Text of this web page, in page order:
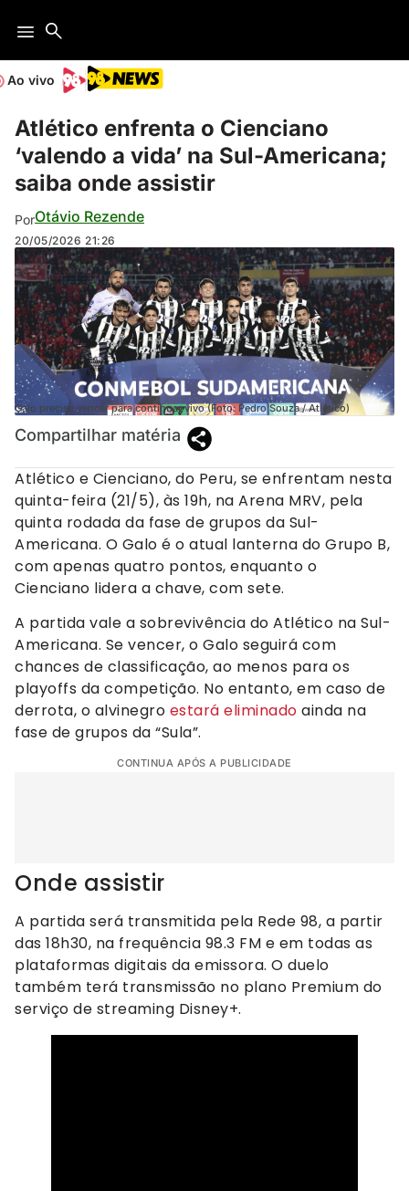
Ao vivo
Atlético enfrenta o Cienciano
‘valendo a vida’ na Sul-Americana;
saiba onde assistir
PorOtávio Rezende
20/05/2026 21:26
Galo precisa vencer para continuar vivo (Foto: Pedro Souza / Atlético)
Compartilhar matéria
Atlético e Cienciano, do Peru, se enfrentam nesta
quinta-feira (21/5), às 19h, na Arena MRV, pela
quinta rodada da fase de grupos da Sul-
Americana. O Galo é o atual lanterna do Grupo B,
com apenas quatro pontos, enquanto o
Cienciano lidera a chave, com sete.
A partida vale a sobrevivência do Atlético na Sul-
Americana. Se vencer, o Galo seguirá com
chances de classificação, ao menos para os
playoffs da competição. No entanto, em caso de
derrota, o alvinegro estará eliminado ainda na
fase de grupos da “Sula”.
CONTINUA APÓS A PUBLICIDADE
Onde assistir
A partida será transmitida pela Rede 98, a partir
das 18h30, na frequência 98.3 FM e em todas as
plataformas digitais da emissora. O duelo
também terá transmissão no plano Premium do
serviço de streaming Disney+.